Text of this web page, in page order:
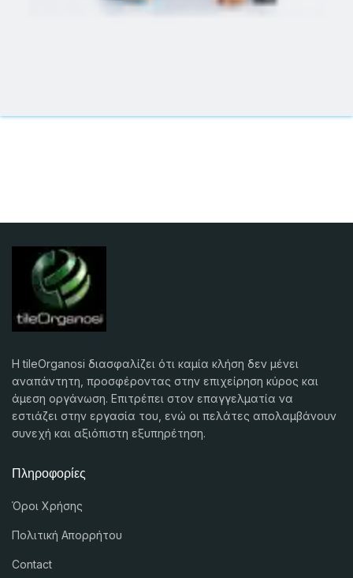
Η tileOrganosi διασφαλίζει ότι καμία κλήση δεν μένει
αναπάντητη, προσφέροντας στην επιχείρηση κύρος και
άμεση οργάνωση. Επιτρέπει στον επαγγελματία να
εστιάζει στην εργασία του, ενώ οι πελάτες απολαμβάνουν
συνεχή και αξιόπιστη εξυπηρέτηση.
Πληροφορίες
Όροι Χρήσης
Πολιτική Απορρήτου
Contact